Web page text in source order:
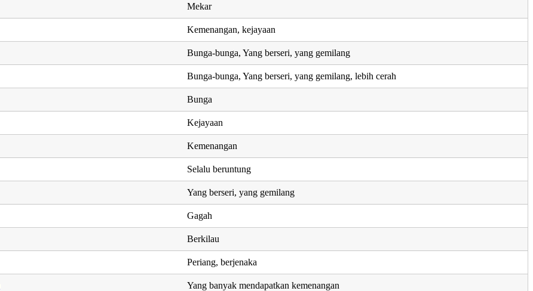
Mekar
Kemenangan, kejayaan
Bunga-bunga, Yang berseri, yang gemilang
Bunga-bunga, Yang berseri, yang gemilang, lebih cerah
Bunga
Kejayaan
Kemenangan
Selalu beruntung
Yang berseri, yang gemilang
Gagah
Berkilau
Periang, berjenaka
Yang banyak mendapatkan kemenangan